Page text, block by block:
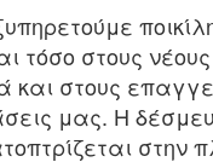
τόσο στους
στους
μας. Η